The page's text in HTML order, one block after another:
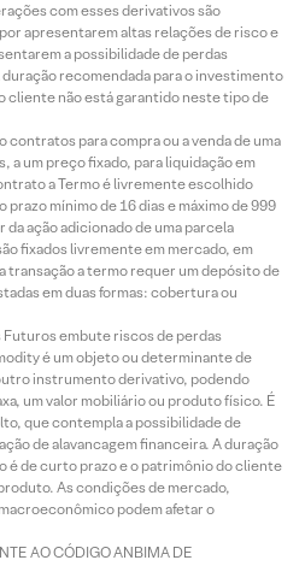
com esses derivativos são
apresentarem altas relações de risco e
a possibilidade de perdas
recomendada para o investimento
cliente não está garantido neste tipo de
contratos para compra ou a venda de uma
a um preço fixado, para liquidação em
a Termo é livremente escolhido
mínimo de 16 dias e máximo de 999
ação adicionado de uma parcela
fixados livremente em mercado, em
transação a termo requer um depósito de
em duas formas: cobertura ou
embute riscos de perdas
é um objeto ou determinante de
instrumento derivativo, podendo
um valor mobiliário ou produto físico. É
que contempla a possibilidade de
de alavancagem financeira. A duração
é de curto prazo e o patrimônio do cliente
As condições de mercado,
podem afetar o
AO CÓDIGO ANBIMA DE